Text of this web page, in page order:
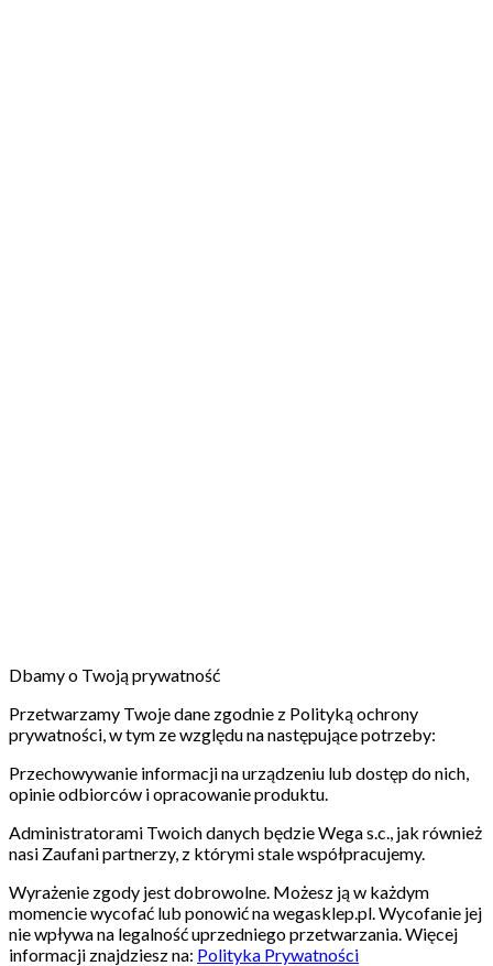
Dbamy o Twoją prywatność
Przetwarzamy Twoje dane zgodnie z Polityką ochrony
prywatności, w tym ze względu na następujące potrzeby:
Przechowywanie informacji na urządzeniu lub dostęp do nich,
opinie odbiorców i opracowanie produktu.
Administratorami Twoich danych będzie Wega s.c., jak również
nasi Zaufani partnerzy, z którymi stale współpracujemy.
Wyrażenie zgody jest dobrowolne. Możesz ją w każdym
momencie wycofać lub ponowić na wegasklep.pl. Wycofanie jej
nie wpływa na legalność uprzedniego przetwarzania. Więcej
informacji znajdziesz na: Polityka Prywatności